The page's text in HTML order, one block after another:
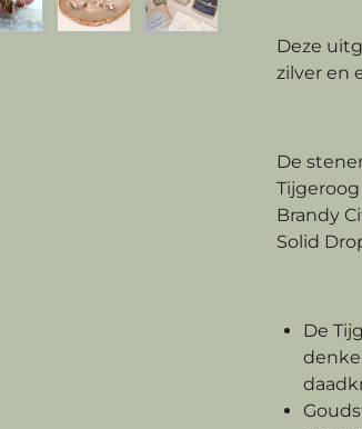
Deze
zilver en
De
Brandy
Solid
De